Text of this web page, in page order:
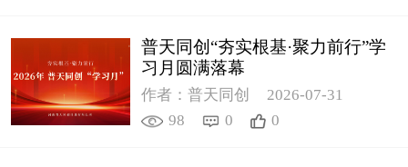
普天同创“夯实根基·聚力前行”学
习月圆满落幕
作者：普天同创
2026-07-31
98
0 0